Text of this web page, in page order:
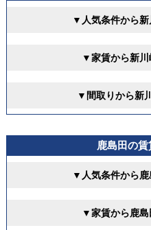
▼人気条件から
▼家賃から新
▼間取りから新
鹿島田の
▼人気条件から
▼家賃から鹿